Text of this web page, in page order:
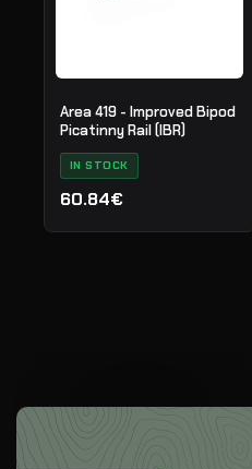
Area 419 - Improved Bipod
Picatinny Rail (IBR)
IN STOCK
60.84€